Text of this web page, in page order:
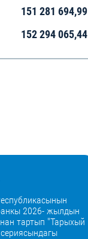
151 281 694,99
152 294 065,44
2026- жылдын
тартып "Тарыхый